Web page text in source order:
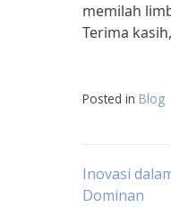
memilah
Terima
Posted in Blog
Post
Inovasi
Dominan